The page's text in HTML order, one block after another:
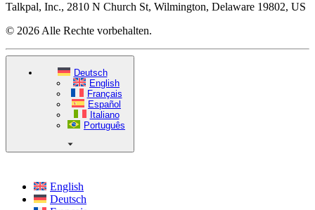
Talkpal, Inc., 2810 N Church St, Wilmington, Delaware 19802, US
© 2026 Alle Rechte vorbehalten.
Deutsch
English
Français
Español
Italiano
Português
English
Deutsch